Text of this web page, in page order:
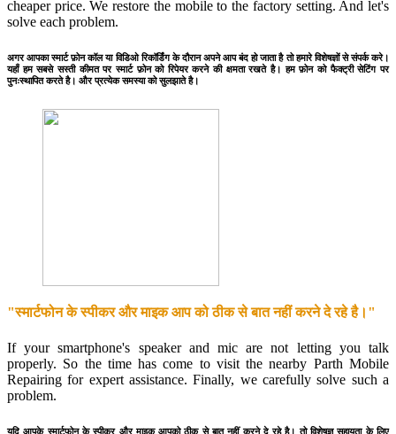
cheaper price. We restore the mobile to the factory setting. And let's
solve each problem.
अगर आपका स्मार्ट फ़ोन कॉल या विडिओ रिकॉर्डिंग के दौरान अपने आप बंद हो जाता है तो हमारे विशेषज्ञों से संपर्क करे।
यहाँ हम सबसे सस्ती कीमत पर स्मार्ट फ़ोन को रिपेयर करने की क्षमता रखते है। हम फ़ोन को फैक्ट्री सेटिंग पर
पुनःस्थापित करते है। और प्रत्येक समस्या को सुलझाते है।
"स्मार्टफोन के स्पीकर और माइक आप को ठीक से बात नहीं करने दे रहे है।"
If your smartphone's speaker and mic are not letting you talk
properly. So the time has come to visit the nearby Parth Mobile
Repairing for expert assistance. Finally, we carefully solve such a
problem.
यदि आपके स्मार्टफोन के स्पीकर और माइक आपको ठीक से बात नहीं करने दे रहे है। तो विशेषज्ञ सहायता के लिए